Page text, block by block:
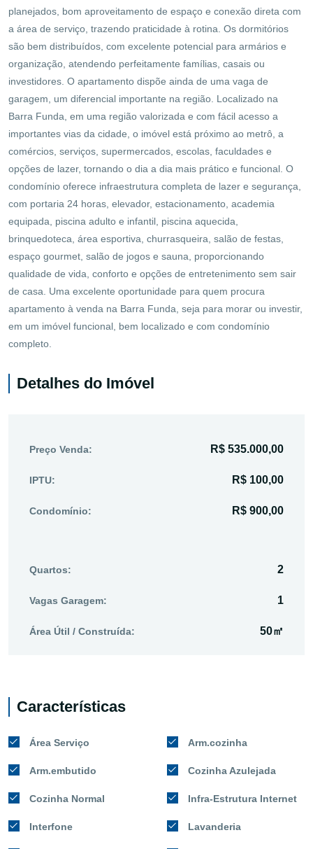
planejados, bom aproveitamento de espaço e conexão direta com
a área de serviço, trazendo praticidade à rotina. Os dormitórios
são bem distribuídos, com excelente potencial para armários e
organização, atendendo perfeitamente famílias, casais ou
investidores. O apartamento dispõe ainda de uma vaga de
garagem, um diferencial importante na região. Localizado na
Barra Funda, em uma região valorizada e com fácil acesso a
importantes vias da cidade, o imóvel está próximo ao metrô, a
comércios, serviços, supermercados, escolas, faculdades e
opções de lazer, tornando o dia a dia mais prático e funcional. O
condomínio oferece infraestrutura completa de lazer e segurança,
com portaria 24 horas, elevador, estacionamento, academia
equipada, piscina adulto e infantil, piscina aquecida,
brinquedoteca, área esportiva, churrasqueira, salão de festas,
espaço gourmet, salão de jogos e sauna, proporcionando
qualidade de vida, conforto e opções de entretenimento sem sair
de casa. Uma excelente oportunidade para quem procura
apartamento à venda na Barra Funda, seja para morar ou investir,
em um imóvel funcional, bem localizado e com condomínio
completo.
Detalhes do Imóvel
Preço Venda: R$ 535.000,00
IPTU: R$ 100,00
Condomínio: R$ 900,00
Quartos: 2
Vagas Garagem: 1
Área Útil / Construída: 50㎡
Características
Área Serviço Arm.cozinha
Arm.embutido Cozinha Azulejada
Cozinha Normal Infra-Estrutura Internet
Interfone Lavanderia